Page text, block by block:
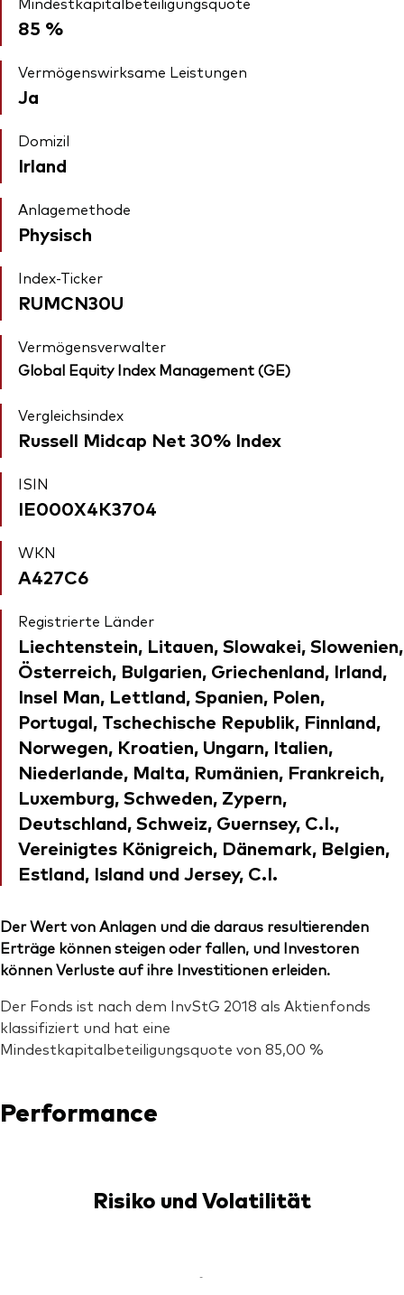
85 %
Vermögenswirksame Leistungen
Ja
Domizil
Irland
Anlagemethode
Physisch
Index-Ticker
RUMCN30U
Vermögensverwalter
Global Equity Index Management (GE)
Vergleichsindex
Russell Midcap Net 30% Index
ISIN
IE000X4K3704
WKN
A427C6
Registrierte Länder
Liechtenstein, Litauen, Slowakei, Slowenien,
Österreich, Bulgarien, Griechenland, Irland,
Insel Man, Lettland, Spanien, Polen,
Portugal, Tschechische Republik, Finnland,
Norwegen, Kroatien, Ungarn, Italien,
Niederlande, Malta, Rumänien, Frankreich,
Luxemburg, Schweden, Zypern,
Deutschland, Schweiz, Guernsey, C.I.,
Vereinigtes Königreich, Dänemark, Belgien,
Estland, Island und Jersey, C.I.
Der Wert von Anlagen und die daraus resultierenden
Erträge können steigen oder fallen, und Investoren
können Verluste auf ihre Investitionen erleiden.
Der Fonds ist nach dem InvStG 2018 als Aktienfonds
klassifiziert und hat eine
Mindestkapitalbeteiligungsquote von 85,00 %
Performance
Risiko und Volatilität
-